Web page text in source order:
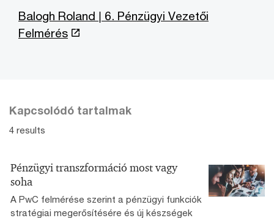
Balogh Roland | 6. Pénzügyi Vezetői
Felmérés
Kapcsolódó tartalmak
4 results
Pénzügyi transzformáció most vagy
soha
A PwC felmérése szerint a pénzügyi funkciók
stratégiai megerősítésére és új készségek